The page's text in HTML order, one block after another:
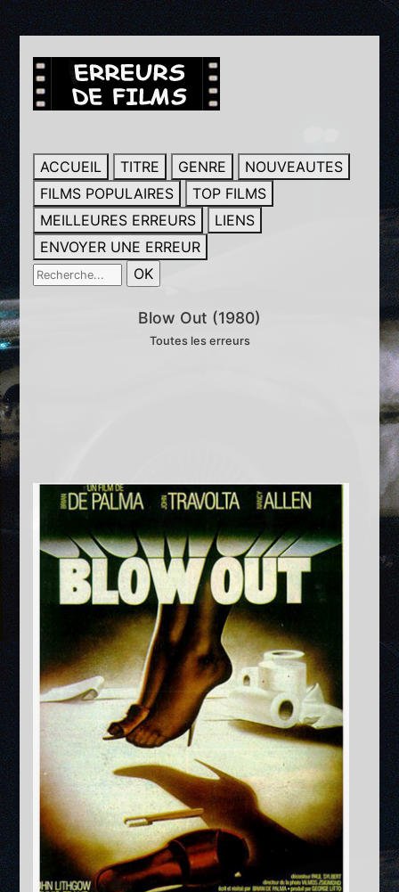
ACCUEIL TITRE GENRE
NOUVEAUTES
FILMS POPULAIRES
TOP FILMS
MEILLEURES ERREURS
LIENS
ENVOYER UNE ERREUR
Blow Out (1980)
Toutes les erreurs